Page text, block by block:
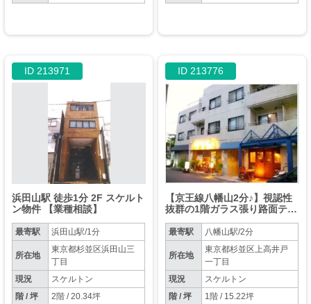
ID 213971
浜田山駅 徒歩1分 2F スケルト
ン物件 【業種相談】
最寄駅 浜田山駅/1分
所在地
東京都杉並区浜田山三
丁目
現況
スケルトン
階 / 坪
2階 / 20.34坪
ID 213776
【京王線八幡山2分♪】視認性
抜群の1階ガラス張り路面テナ
ン・サービス店に（居酒屋
他、何業も可）
最寄駅 八幡山駅/2分
所在地
東京都杉並区上高井戸
一丁目
現況
スケルトン
階 / 坪
1階 / 15.22坪